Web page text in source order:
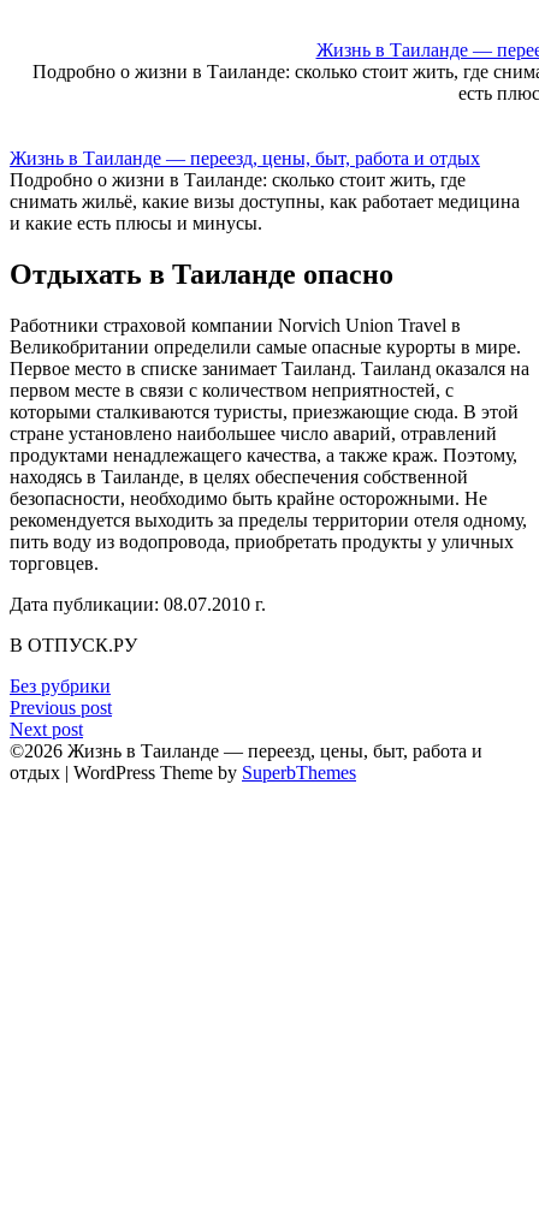
content
Жизнь в Таиланде —
Подробно о жизни в Таиланде: сколько стоит жить, где
есть
Жизнь в Таиланде — переезд, цены, быт, работа и отдых
Подробно о жизни в Таиланде: сколько стоит жить, где
снимать жильё, какие визы доступны, как работает медицина
и какие есть плюсы и минусы.
Отдыхать в Таиланде опасно
Работники страховой компании Norvich Union Travel в
Великобритании определили самые опасные курорты в мире.
Первое место в списке занимает Таиланд. Таиланд оказался на
первом месте в связи с количеством неприятностей, с
которыми сталкиваются туристы, приезжающие сюда. В этой
стране установлено наибольшее число аварий, отравлений
продуктами ненадлежащего качества, а также краж. Поэтому,
находясь в Таиланде, в целях обеспечения собственной
безопасности, необходимо быть крайне осторожными. Не
рекомендуется выходить за пределы территории отеля одному,
пить воду из водопровода, приобретать продукты у уличных
торговцев.
Дата публикации: 08.07.2010 г.
В ОТПУСК.РУ
Без рубрики
Навигация
по
записям
Previous post
Next post
©2026 Жизнь в Таиланде — переезд, цены, быт, работа и
отдых | WordPress Theme by SuperbThemes